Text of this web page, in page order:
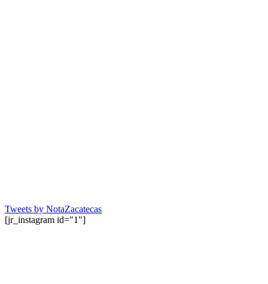
Tweets by NotaZacatecas
[jr_instagram id="1"]